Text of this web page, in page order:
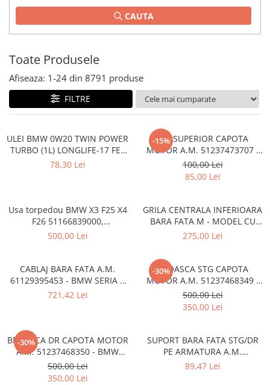
Capac fata motor
Capitonaj
Capota
Capota spate
Carenaj roata
Elemente caroserie
Inchidere aripa
Overfender aripa
Panou acoperire trigger
Rama radiator
Scut motor
Suport aripa
Suport far
Suport radiator
Turbocompresor
CAUTA
Toate Produsele
Afiseaza: 1-24 din 8791 produse
FILTRE
ULEI BMW 0W20 TWIN POWER
TURBO (1L) LONGLIFE-17 FE+
83215B49CA2
78,30 Lei
-15%
CUI SUPERIOR CAPOTA
MOTOR A.M. 51237473707 -
BMW SERIES 3 (G20/G21)
100,00 Lei
85,00 Lei
Usa torpedou BMW X3 F25 X4
F26 51166839000,
51169242086
500,00 Lei
GRILA CENTRALA INFERIOARA
BARA FATA M - MODEL CU
ACC - O.E. 51118056522 -
275,00 Lei
CABLAJ BARA FATA A.M.
61129395453 - BMW SERIA 5
G30 , G31
721,42 Lei
-30%
BROASCA STG CAPOTA
MOTOR A.M. 51237468349 -
BMW SERIA 1 F40
500,00 Lei
350,00 Lei
-30%
BROASCA DR CAPOTA MOTOR
A.M. 51237468350 - BMW
SERIA 1 F40
500,00 Lei
350,00 Lei
SUPORT BARA FATA STG/DR
PE ARMATURA A.M.
51117276426 - BMW X3 F25 ,
89,47 Lei